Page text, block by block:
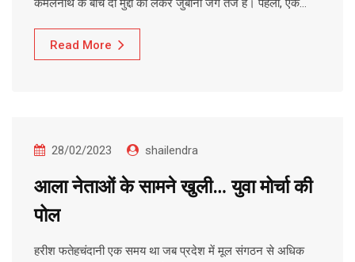
कमलनाथ के बीच दो मुद्दों को लेकर जुबानी जंग तेज है। पहला, एक…
Read More
28/02/2023 shailendra
आला नेताओं के सामने खुली… युवा मोर्चा की
पोल
हरीश फतेहचंदानी एक समय था जब प्रदेश में मूल संगठन से अधिक